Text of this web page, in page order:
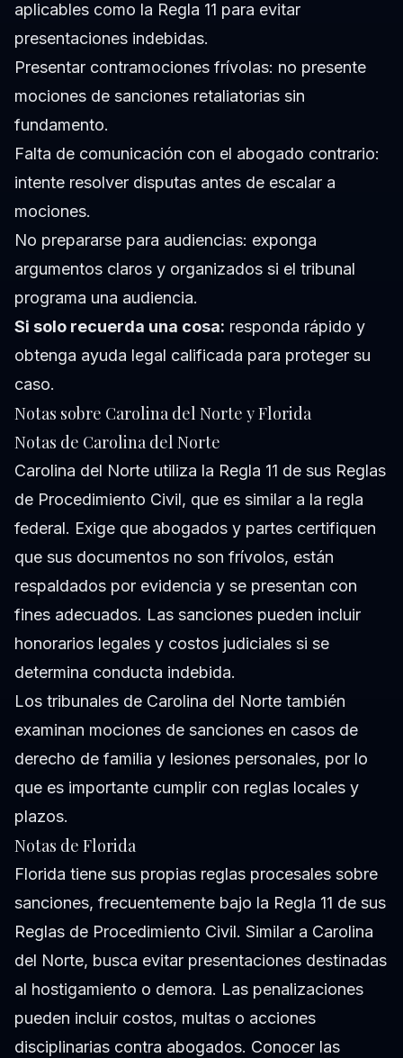
aplicables como la Regla 11 para evitar
presentaciones indebidas.
Presentar contramociones frívolas: no presente
mociones de sanciones retaliatorias sin
fundamento.
Falta de comunicación con el abogado contrario:
intente resolver disputas antes de escalar a
mociones.
No prepararse para audiencias: exponga
argumentos claros y organizados si el tribunal
programa una audiencia.
Si solo recuerda una cosa: responda rápido y
obtenga ayuda legal calificada para proteger su
caso.
Notas sobre Carolina del Norte y Florida
Notas de Carolina del Norte
Carolina del Norte utiliza la Regla 11 de sus Reglas
de Procedimiento Civil, que es similar a la regla
federal. Exige que abogados y partes certifiquen
que sus documentos no son frívolos, están
respaldados por evidencia y se presentan con
fines adecuados. Las sanciones pueden incluir
honorarios legales y costos judiciales si se
determina conducta indebida.
Los tribunales de Carolina del Norte también
examinan mociones de sanciones en casos de
derecho de familia y lesiones personales, por lo
que es importante cumplir con reglas locales y
plazos.
Notas de Florida
Florida tiene sus propias reglas procesales sobre
sanciones, frecuentemente bajo la Regla 11 de sus
Reglas de Procedimiento Civil. Similar a Carolina
del Norte, busca evitar presentaciones destinadas
al hostigamiento o demora. Las penalizaciones
pueden incluir costos, multas o acciones
disciplinarias contra abogados. Conocer las